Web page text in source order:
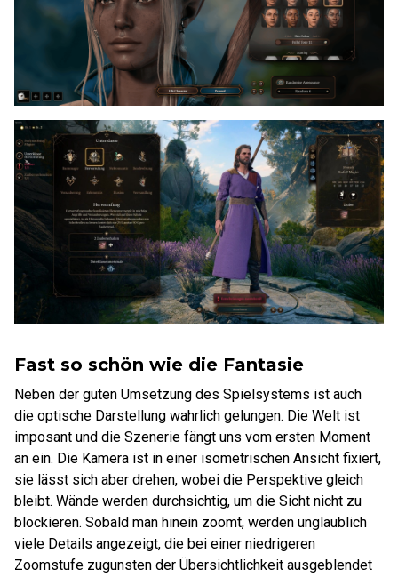
Fast so schön wie die Fantasie
Neben der guten Umsetzung des Spielsystems ist auch
die optische Darstellung wahrlich gelungen. Die Welt ist
imposant und die Szenerie fängt uns vom ersten Moment
an ein. Die Kamera ist in einer isometrischen Ansicht fixiert,
sie lässt sich aber drehen, wobei die Perspektive gleich
bleibt. Wände werden durchsichtig, um die Sicht nicht zu
blockieren. Sobald man hinein zoomt, werden unglaublich
viele Details angezeigt, die bei einer niedrigeren
Zoomstufe zugunsten der Übersichtlichkeit ausgeblendet